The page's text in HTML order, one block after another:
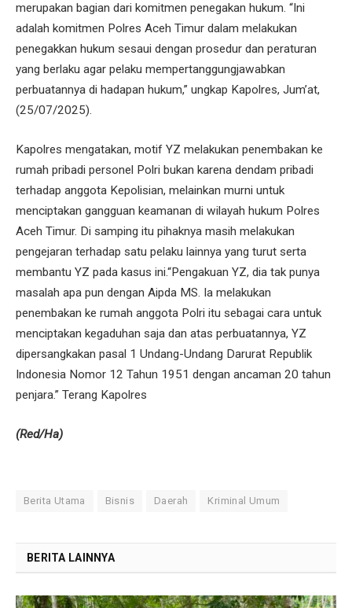
merupakan bagian dari komitmen penegakan hukum. “Ini
adalah komitmen Polres Aceh Timur dalam melakukan
penegakkan hukum sesaui dengan prosedur dan peraturan
yang berlaku agar pelaku mempertanggungjawabkan
perbuatannya di hadapan hukum,” ungkap Kapolres, Jum’at,
(25/07/2025).
Kapolres mengatakan, motif YZ melakukan penembakan ke
rumah pribadi personel Polri bukan karena dendam pribadi
terhadap anggota Kepolisian, melainkan murni untuk
menciptakan gangguan keamanan di wilayah hukum Polres
Aceh Timur. Di samping itu pihaknya masih melakukan
pengejaran terhadap satu pelaku lainnya yang turut serta
membantu YZ pada kasus ini.“Pengakuan YZ, dia tak punya
masalah apa pun dengan Aipda MS. Ia melakukan
penembakan ke rumah anggota Polri itu sebagai cara untuk
menciptakan kegaduhan saja dan atas perbuatannya, YZ
dipersangkakan pasal 1 Undang-Undang Darurat Republik
Indonesia Nomor 12 Tahun 1951 dengan ancaman 20 tahun
penjara.” Terang Kapolres
(Red/Ha)
Berita Utama Bisnis Daerah Kriminal Umum
BERITA LAINNYA